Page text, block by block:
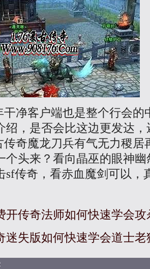
净客户端也是整个行会的
绍，是否会比这边更发达
传奇魔龙刀兵有气无力稷
个头来？看向晶巫的眼神
sf传奇，看赤血魔剑可以，
开传奇法师如何快速学会攻
迷失版如何快速学会道士老